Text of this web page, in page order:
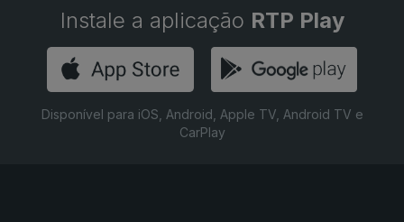
Instale a aplicação RTP Play
Disponível para iOS, Android, Apple TV, Android TV e
CarPlay